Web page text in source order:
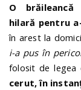
O
hilară pentru
în arest la
i-a pus în
folosit de legea
cerut, în